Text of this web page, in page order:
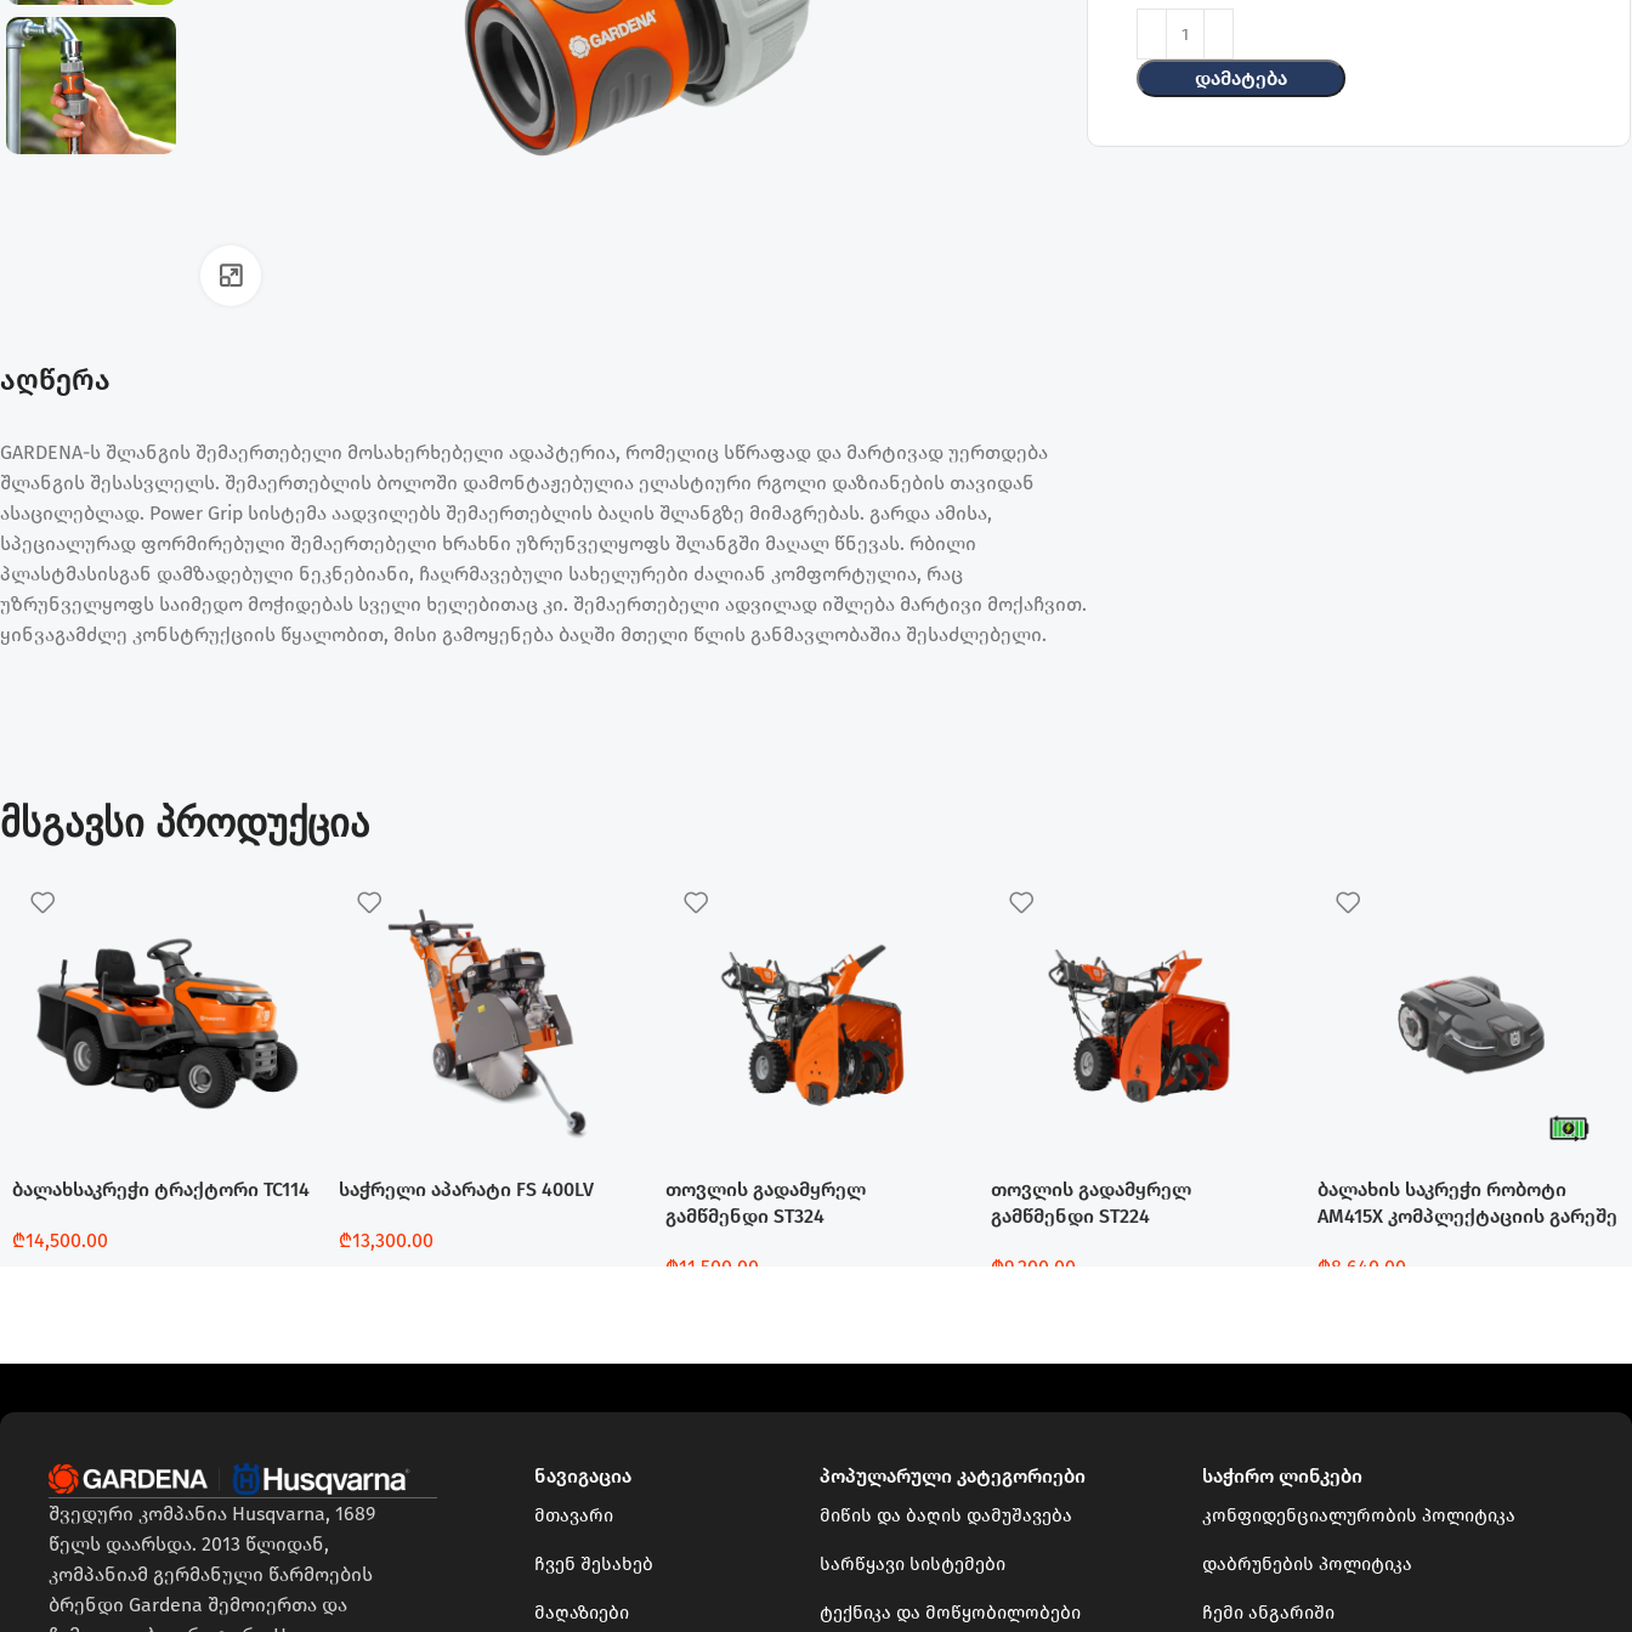
აღწერა
GARDENA-ს შლანგის შემაერთებელი მოსახერხებელი ადაპტერია, რომელიც სწრაფად და მარტივად უერთდება
შლანგის შესასვლელს. შემაერთებლის ბოლოში დამონტაჟებულია ელასტიური რგოლი დაზიანების თავიდან
ასაცილებლად. Power Grip სისტემა აადვილებს შემაერთებლის ბაღის შლანგზე მიმაგრებას. გარდა ამისა,
სპეციალურად ფორმირებული შემაერთებელი ხრახნი უზრუნველყოფს შლანგში მაღალ წნევას. რბილი
პლასტმასისგან დამზადებული ნეკნებიანი, ჩაღრმავებული სახელურები ძალიან კომფორტულია, რაც
უზრუნველყოფს საიმედო მოჭიდებას სველი ხელებითაც კი. შემაერთებელი ადვილად იშლება მარტივი მოქაჩვით.
ყინვაგამძლე კონსტრუქციის წყალობით, მისი გამოყენება ბაღში მთელი წლის განმავლობაშია შესაძლებელი.
Დამატება
მსგავსი პროდუქცია
ბალახსაკრეჭი ტრაქტორი TC114
₾14,500.00
საჭრელი აპარატი FS 400LV
₾13,300.00
თოვლის გადამყრელ
გამწმენდი ST324
₾11,500.00
თოვლის გადამყრელ
გამწმენდი ST224
₾9,200.00
ბალახის საკრეჭი რობოტი
AM415X კომპლექტაციის გარეშე
₾8,640.00
შვედური კომპანია Husqvarna, 1689
წელს დაარსდა. 2013 წლიდან,
კომპანიამ გერმანული წარმოების
ბრენდი Gardena შემოიერთა და
ნავიგაცია
მთავარი
ჩვენ შესახებ
მაღაზიები
პოპულარული კატეგორიები
მიწის და ბაღის დამუშავება
სარწყავი სისტემები
ტექნიკა და მოწყობილობები
საჭირო ლინკები
კონფიდენციალურობის პოლიტიკა
დაბრუნების პოლიტიკა
ჩემი ანგარიში